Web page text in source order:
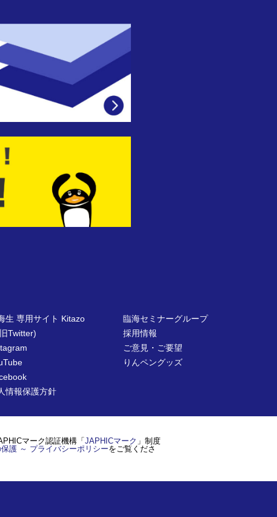
生 専用サイト Kitazo
Twitter)
情報保護方針
臨海セミナーグループ
採用情報
ご意見・ご要望
りんペングッズ
マーク認証機構「 JAPHICマーク 」制度
護 ～ プライバシーポリシーをご覧くださ